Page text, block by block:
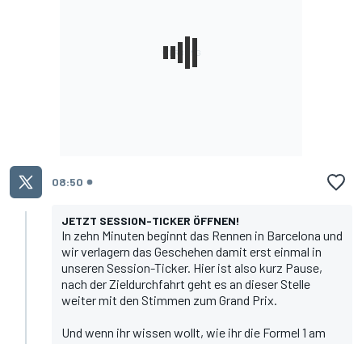
08:50
JETZT SESSION-TICKER ÖFFNEN!
In zehn Minuten beginnt das Rennen in Barcelona und
wir verlagern das Geschehen damit erst einmal in
unseren Session-Ticker. Hier ist also kurz Pause,
nach der Zieldurchfahrt geht es an dieser Stelle
weiter mit den Stimmen zum Grand Prix.
Und wenn ihr wissen wollt, wie ihr die Formel 1 am